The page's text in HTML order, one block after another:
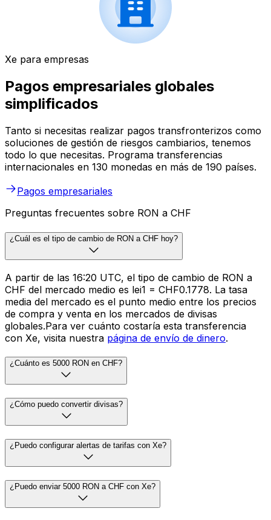
Xe para empresas
Pagos empresariales globales
simplificados
Tanto si necesitas realizar pagos transfronterizos como
soluciones de gestión de riesgos cambiarios, tenemos
todo lo que necesitas. Programa transferencias
internacionales en 130 monedas en más de 190 países.
Pagos empresariales
Preguntas frecuentes sobre RON a CHF
¿Cuál es el tipo de cambio de RON a CHF hoy?
A partir de las 16:20 UTC, el tipo de cambio de RON a
CHF del mercado medio es lei1 = CHF0.1778. La tasa
media del mercado es el punto medio entre los precios
de compra y venta en los mercados de divisas
globales.Para ver cuánto costaría esta transferencia
con Xe, visita nuestra página de envío de dinero.
¿Cuánto es 5000 RON en CHF?
¿Cómo puedo convertir divisas?
¿Puedo configurar alertas de tarifas con Xe?
¿Puedo enviar 5000 RON a CHF con Xe?